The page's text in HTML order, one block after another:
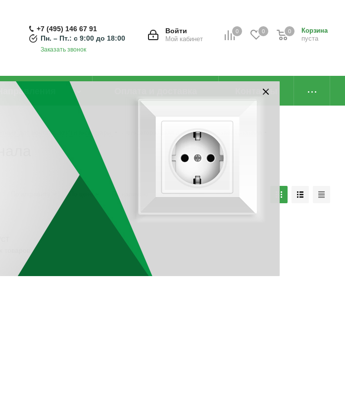
0 0
Корзина
пуста
0
Войти
Мой кабинет
+7 (495) 146 67 91
Пн. – Пт.: с 9:00 до 18:00
Заказать звонок
Направления Контакты
для монтажа ЭУИ) и аксессуары Фиксатор кабеля для настенного кабель-канала
По цене По наличию